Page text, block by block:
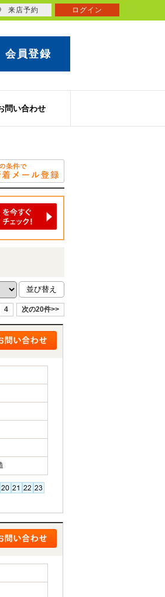
会員登録
問い合わせ
4 次の20件>>
来店予約 ログイン